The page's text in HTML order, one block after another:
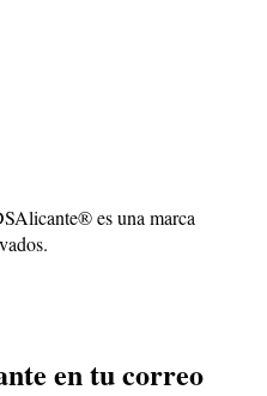
es una marca
en tu correo